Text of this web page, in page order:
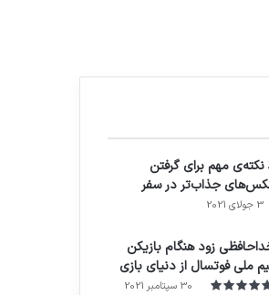
6 نکته‌ی مهم برای گرفتن
جذاب‌تر در سفر
3 جولای 2021
زود هنگام بازیکن
ملی فوتسال از دنیای بازی
30 سپتامبر 2021